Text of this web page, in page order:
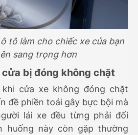
tô làm cho chiếc xe của bạn
sang trọng hơn
bị đóng không chặt
cửa xe không đóng chặt
đề phiền toái gây bực bội mà
lái xe đều từng phải đối
huống này còn gặp thường